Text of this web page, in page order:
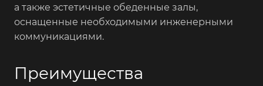
а также эстетичные обеденные залы,
оснащенные необходимыми инженерными
коммуникациями.
Преимущества